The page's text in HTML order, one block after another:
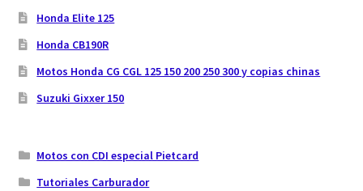
Honda Elite 125
Honda CB190R
Motos Honda CG CGL 125 150 200 250 300 y copias chinas
Suzuki Gixxer 150
Motos con CDI especial Pietcard
Tutoriales Carburador